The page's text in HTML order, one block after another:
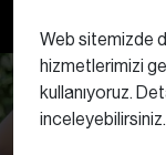
Web sitemizde
hizmetlerimizi
kullanıyoruz.
inceleyebilirsiniz.